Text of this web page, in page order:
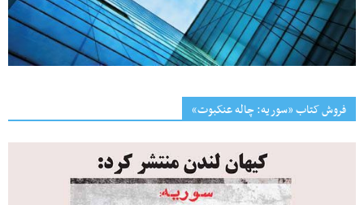
فروش کتاب «سوریه: چاله عنکبوت»